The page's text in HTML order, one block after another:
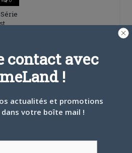
contact avec
!
actualités et promotions
votre boîte mail !